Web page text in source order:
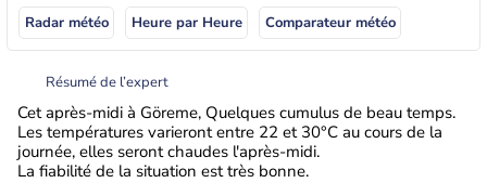
Radar météo Heure par Heure Comparateur météo
Résumé de l’expert
Cet après-midi à Göreme, Quelques cumulus de beau temps.
Les températures varieront entre 22 et 30°C au cours de la
journée, elles seront chaudes l'après-midi.
La fiabilité de la situation est très bonne.